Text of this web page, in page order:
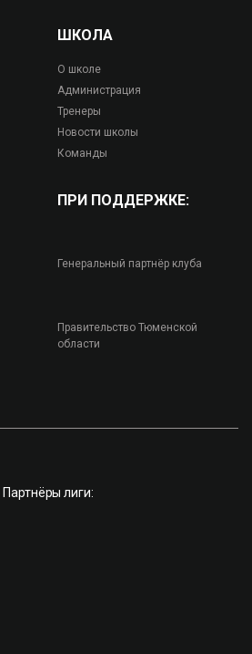
ШКОЛА
О школе
Администрация
Тренеры
Новости школы
Команды
ПРИ ПОДДЕРЖКЕ:
Генеральный партнёр клуба
Правительство Тюменской
области
Партнёры лиги: